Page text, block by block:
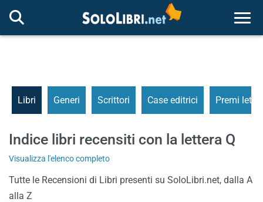
Libri Generi Scrittori Case editrici Premi
Indice libri recensiti con la lettera Q
Visualizza l'elenco completo
Tutte le Recensioni di Libri presenti su SoloLibri.net, dalla A
alla Z